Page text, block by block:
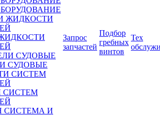
СУДОВЫЕ
СИСТЕМ
Запрос
запчастей
Подбор
гребных
винтов
Тех